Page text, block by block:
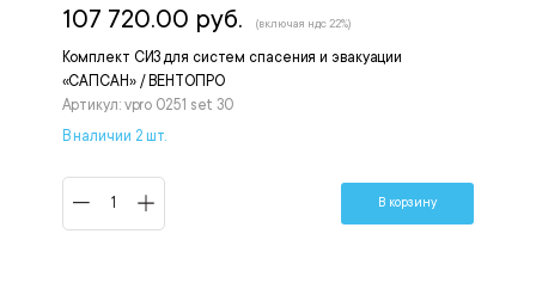
Комплект СИЗ для систем спасения и эвакуации
«САПСАН» / ВЕНТОПРО
Артикул: vpro 0251 set 30
107 720.00 руб. (включая ндс 22%)
В наличии 2 шт.
В корзину